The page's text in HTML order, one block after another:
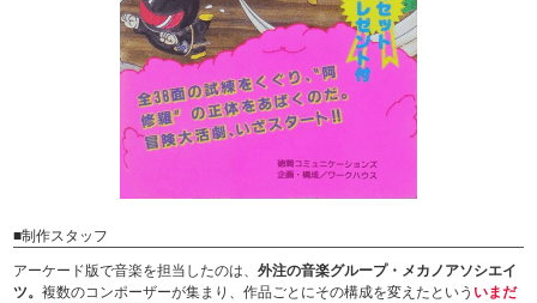
■制作スタッフ
アーケード版で音楽を担当したのは、外注の音楽グループ・メカノアソシエイ
ツ。複数のコンポーザーが集まり、作品ごとにその構成を変えたという いまだ